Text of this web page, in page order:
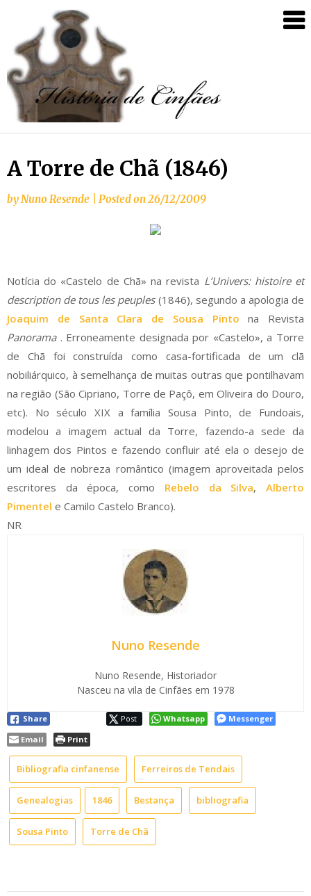
A Torre de Chã (1846)
byNuno Resende Posted on26/12/2009
Notícia do «Castelo de Chã» na revista L’Univers: histoire et
description de tous les peuples (1846), segundo a apologia de
Joaquim de Santa Clara de Sousa Pinto na Revista
Panorama. Erroneamente designada por «Castelo»,a Torre
de Chã foi construída como casa-fortificada de um clã
nobiliárquico, à semelhança de muitas outras que pontilhavam
na região (São Cipriano, Torre de Paçô, em Oliveira do Douro,
etc). No século XIX a família Sousa Pinto, de Fundoais,
modelou a imagem actual da Torre, fazendo-a sede da
linhagem dos Pintos e fazendo confluir até ela o desejo de
um ideal de nobreza romântico (imagem aproveitada pelos
escritores da época, como Rebelo da Silva,Alberto
Pimentel e Camilo Castelo Branco).
NR
Nuno Resende
Nuno Resende, Historiador
Nasceu na vila de Cinfães em 1978
Share Post Whatsapp
Messenger
Email
Print
Bibliografia cinfanense Ferreiros de Tendais
Genealogias 1846 Bestança bibliografia
Sousa Pinto Torre de Chã